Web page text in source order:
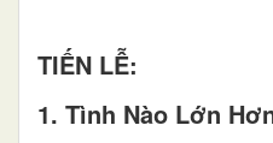
TIẾN LỄ:
1. Tình Nào Lớn